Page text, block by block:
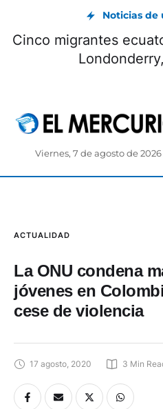
Noticias de
Ratifican sentencia
policía Germán
La ONU condena
jóvenes en
17 agosto, 2020 3